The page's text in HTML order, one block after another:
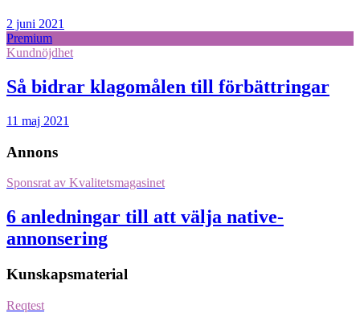
2 juni 2021
Premium
Kundnöjdhet
Så bidrar klagomålen till förbättringar
11 maj 2021
Annons
Sponsrat av Kvalitetsmagasinet
6 anledningar till att välja native-
annonsering
Kunskapsmaterial
Reqtest